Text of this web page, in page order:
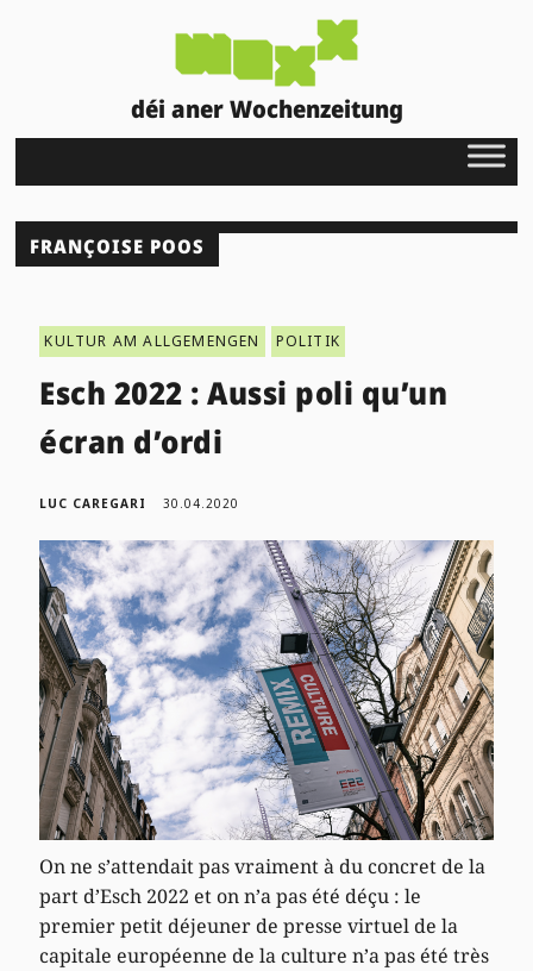
déi aner Wochenzeitung
FRANÇOISE POOS
KULTUR AM ALLGEMENGEN POLITIK
Esch 2022 : Aussi poli qu’un
écran d’ordi
LUC CAREGARI 30.04.2020
On ne s’attendait pas vraiment à du concret de la
part d’Esch 2022 et on n’a pas été déçu : le
premier petit déjeuner de presse virtuel de la
capitale européenne de la culture n’a pas été très